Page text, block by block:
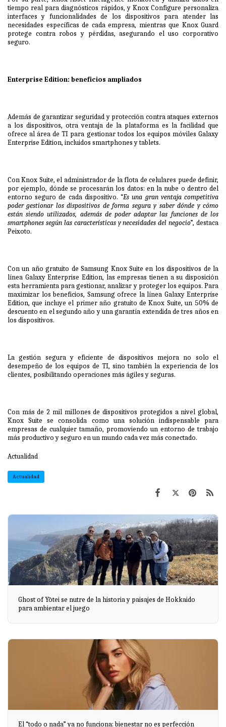
tiempo real para diagnósticos rápidos, y Knox Configure personaliza
interfaces y funcionalidades de los dispositivos para atender las
necesidades específicas de cada empresa, mientras que Knox Guard
protege contra robos y pérdidas, asegurando el uso corporativo
seguro.
Enterprise Edition: beneficios ampliados
Además de garantizar seguridad y protección contra ataques externos
a los dispositivos, otra ventaja de la plataforma es la facilidad que
ofrece al área de TI para gestionar todos los equipos móviles Galaxy
Enterprise Edition, incluidos smartphones y tablets.
Con Knox Suite, el administrador de la flota de celulares puede definir,
por ejemplo, dónde se procesarán los datos: en la nube o dentro del
entorno seguro de cada dispositivo. “Es una gran ventaja competitiva
poder gestionar los dispositivos de forma segura y saber dónde y cómo
están siendo utilizados, además de poder adaptar las funciones de los
smartphones según las características y necesidades del negocio”, destaca
Peixoto.
Con un año gratuito de Samsung Knox Suite en los dispositivos de la
línea Galaxy Enterprise Edition, las empresas tienen a su disposición
esta herramienta para gestionar, analizar y proteger los equipos. Para
maximizar los beneficios, Samsung ofrece la línea Galaxy Enterprise
Edition, que incluye el primer año gratuito de Knox Suite, un 50% de
descuento en el segundo año y una garantía extendida de tres años en
los dispositivos.
La gestión segura y eficiente de dispositivos mejora no solo el
desempeño de los equipos de TI, sino también la experiencia de los
clientes, posibilitando operaciones más ágiles y seguras.
Con más de 2 mil millones de dispositivos protegidos a nivel global,
Knox Suite se consolida como una solución indispensable para
empresas de cualquier tamaño, promoviendo un entorno de trabajo
más productivo y seguro en un mundo cada vez más conectado.
Actualidad
Actualidad
Ghost of Yōtei se nutre de la historia y paisajes de Hokkaido
para ambientar el juego
El “todo o nada” ya no funciona: bienestar no es perfección